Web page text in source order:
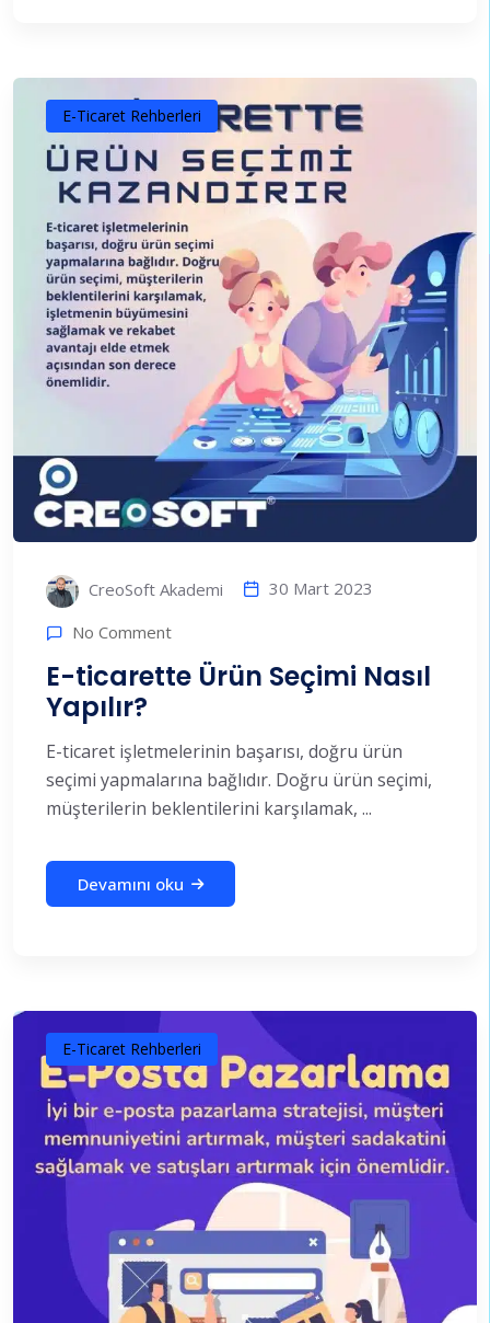
E-Ticaret Rehberleri
CreoSoft Akademi 30 Mart 2023
No Comment
E-ticarette Ürün Seçimi Nasıl
Yapılır?
E-ticaret işletmelerinin başarısı, doğru ürün
seçimi yapmalarına bağlıdır. Doğru ürün seçimi,
müşterilerin beklentilerini karşılamak, ...
Devamını oku
E-Ticaret Rehberleri